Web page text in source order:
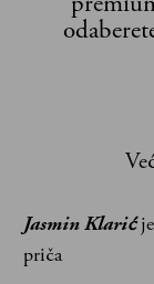
Jasmin Klarićje
priča